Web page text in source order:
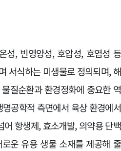
성, 빈영양성, 호압성, 호염성 등
서식하는 미생물로 정의되며, 해
질순환과 환경정화에 중요한 역
공학적 측면에서 육상 환경에서
항생제, 효소개발, 의약용 단백
운 유용 생물 소재를 제공해 줄